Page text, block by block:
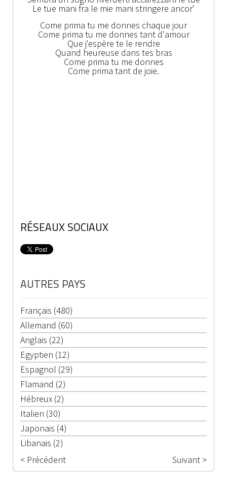
Le tue mani fra le mie mani stringere ancor'
Come prima tu me donnes chaque jour
Come prima tu me donnes tant d'amour
Que j'espère te le rendre
Quand heureuse dans tes bras
Come prima tu me donnes
Come prima tant de joie.
RÉSEAUX SOCIAUX
AUTRES PAYS
Français (480)
Allemand (60)
Anglais (22)
Egyptien (12)
Espagnol (29)
Flamand (2)
Hébreux (2)
Italien (30)
Japonais (4)
Libanais (2)
< Précédent
Suivant >